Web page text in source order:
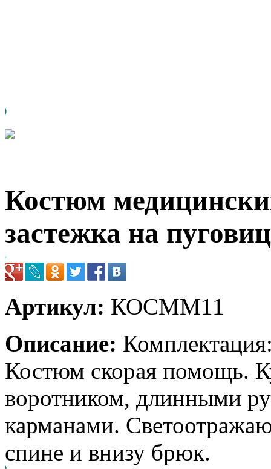
Костюм
застежка на
Артикул: КОСММ11
Описание:
Костюм скорая помощь.
воротником, длинными
карманами.
спине и внизу брюк.